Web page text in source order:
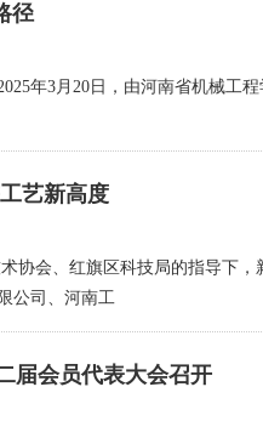
径
3月20日，由河南省机械工程
艺新高度
会、红旗区科技局的指导下，
公司、河南工
届会员代表大会召开